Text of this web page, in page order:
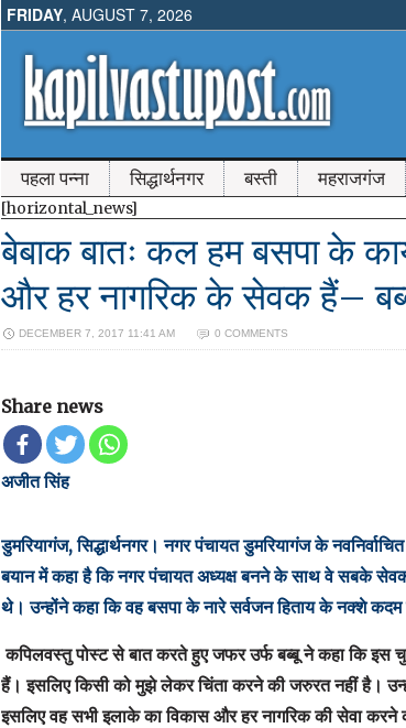
FRIDAY, AUGUST 7, 2026
पहला पन्ना सिद्धार्थनगर बस्ती महराजगंज
[horizontal_news]
बेबाक बातः कल हम बसपा के
और हर नागरिक के सेवक हैं–
DECEMBER 7, 2017 11:41 AM 0 COMMENTS
Share news
अजीत सिंह
डुमरियागंज, सिद्धार्थनगर। नगर पंचायत डुमरियागंज के
बयान में कहा है कि नगर पंचायत अध्यक्ष बनने के साथ वे सबके
थे। उन्होंने कहा कि वह बसपा के नारे सर्वजन हिताय के नक्शे
कपिलवस्तु पोस्ट से बात करते हुए जफर उर्फ बब्बू ने कहा कि इस
हैं। इसलिए किसी को मुझे लेकर चिंता करने की जरुरत नहीं है।
इसलिए वह सभी इलाके का विकास और हर नागरिक की सेवा करने